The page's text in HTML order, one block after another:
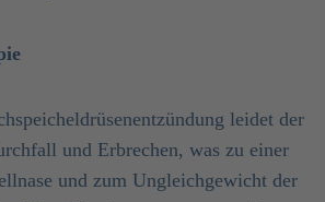
leidet der
und Erbrechen, was zu einer
und zum Ungleichgewicht der